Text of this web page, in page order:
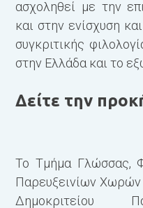
ασχοληθεί με την
και στην ενίσχυση
συγκριτικής
στην Ελλάδα και το
Δείτε την
Το Τμήμα Γλώσσας,
Παρευξεινίων
Δημοκριτείου